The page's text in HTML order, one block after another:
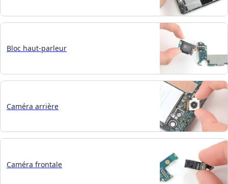
Bloc haut-parleur
Caméra arrière
Caméra frontale